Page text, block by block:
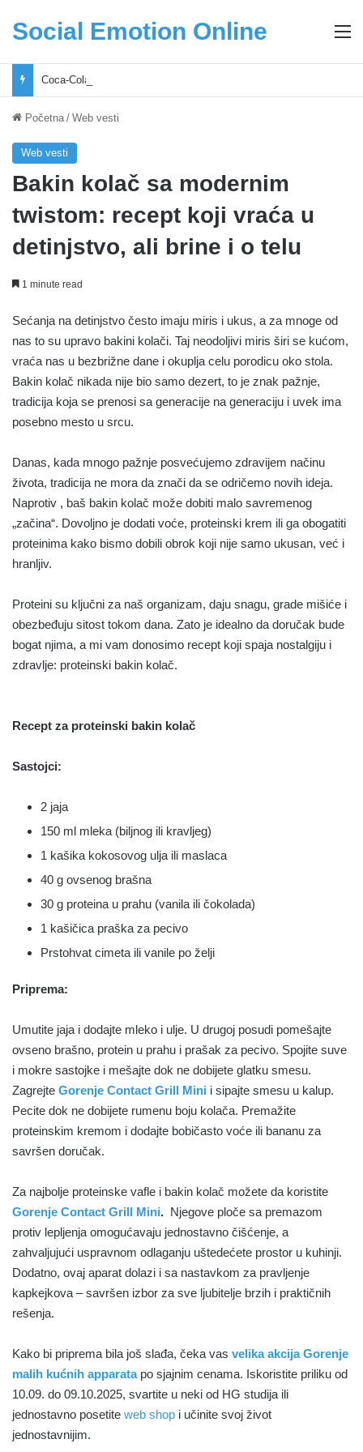
Social Emotion Online
Početna / Web vesti
Web vesti
Bakin kolač sa modernim
twistom: recept koji vraća u
detinjstvo, ali brine i o telu
1 minute read
Sećanja na detinjstvo često imaju miris i ukus, a za mnoge od
nas to su upravo bakini kolači. Taj neodoljivi miris širi se kućom,
vraća nas u bezbrižne dane i okuplja celu porodicu oko stola.
Bakin kolač nikada nije bio samo dezert, to je znak pažnje,
tradicija koja se prenosi sa generacije na generaciju i uvek ima
posebno mesto u srcu.
Danas, kada mnogo pažnje posvećujemo zdravijem načinu
života, tradicija ne mora da znači da se odričemo novih ideja.
Naprotiv , baš bakin kolač može dobiti malo savremenog
„začina“. Dovoljno je dodati voće, proteinski krem ili ga obogatiti
proteinima kako bismo dobili obrok koji nije samo ukusan, već i
hranljiv.
Proteini su ključni za naš organizam, daju snagu, grade mišiće i
obezbeđuju sitost tokom dana. Zato je idealno da doručak bude
bogat njima, a mi vam donosimo recept koji spaja nostalgiju i
zdravlje: proteinski bakin kolač.
Recept za proteinski bakin kolač
Sastojci:
2 jaja
150 ml mleka (biljnog ili kravljeg)
1 kašika kokosovog ulja ili maslaca
40 g ovsenog brašna
30 g proteina u prahu (vanila ili čokolada)
1 kašičica praška za pecivo
Prstohvat cimeta ili vanile po želji
Priprema:
Umutite jaja i dodajte mleko i ulje. U drugoj posudi pomešajte
ovseno brašno, protein u prahu i prašak za pecivo. Spojite suve
i mokre sastojke i mešajte dok ne dobijete glatku smesu.
Zagrejte Gorenje Contact Grill Mini i sipajte smesu u kalup.
Pecite dok ne dobijete rumenu boju kolača. Premažite
proteinskim kremom i dodajte bobičasto voće ili bananu za
savršen doručak.
Za najbolje proteinske vafle i bakin kolač možete da koristite
Gorenje Contact Grill Mini. Njegove ploče sa premazom
protiv lepljenja omogućavaju jednostavno čišćenje, a
zahvaljujući uspravnom odlaganju uštedećete prostor u kuhinji.
Dodatno, ovaj aparat dolazi i sa nastavkom za pravljenje
kapkejkova – savršen izbor za sve ljubitelje brzih i praktičnih
rešenja.
Kako bi priprema bila još slađa, čeka vas velika akcija Gorenje
malih kućnih apparatapo sjajnim cenama. Iskoristite priliku od
10.09. do 09.10.2025, svartite u neki od HG studija ili
jednostavno posetite web shop i učinite svoj život
jednostavnijim.